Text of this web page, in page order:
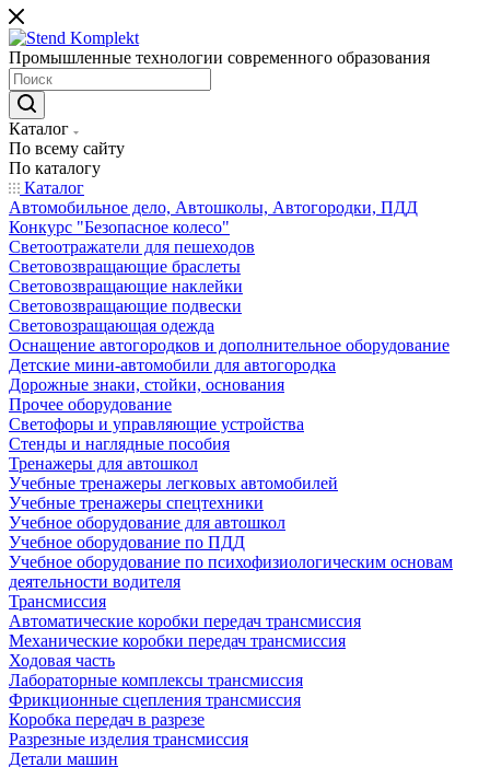
Промышленные технологии современного образования
Каталог
По всему сайту
По каталогу
Каталог
Автомобильное дело, Автошколы, Автогородки, ПДД
Конкурс "Безопасное колесо"
Светоотражатели для пешеходов
Световозвращающие браслеты
Световозвращающие наклейки
Световозвращающие подвески
Световозращающая одежда
Оснащение автогородков и дополнительное оборудование
Детские мини-автомобили для автогородка
Дорожные знаки, стойки, основания
Прочее оборудование
Светофоры и управляющие устройства
Стенды и наглядные пособия
Тренажеры для автошкол
Учебные тренажеры легковых автомобилей
Учебные тренажеры спецтехники
Учебное оборудование для автошкол
Учебное оборудование по ПДД
Учебное оборудование по психофизиологическим основам
деятельности водителя
Трансмиссия
Автоматические коробки передач трансмиссия
Механические коробки передач трансмиссия
Ходовая часть
Лабораторные комплексы трансмиссия
Фрикционные сцепления трансмиссия
Коробка передач в разрезе
Разрезные изделия трансмиссия
Детали машин